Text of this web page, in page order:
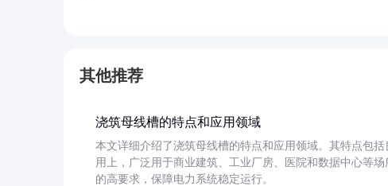
其他推荐
浇筑母线槽的特点和应用领域
本文详细介绍了浇筑母线槽的特点和应用领域。其特点包
用上，广泛用于商业建筑、工业厂房、医院和数据中心等
的高要求，保障电力系统稳定运行。